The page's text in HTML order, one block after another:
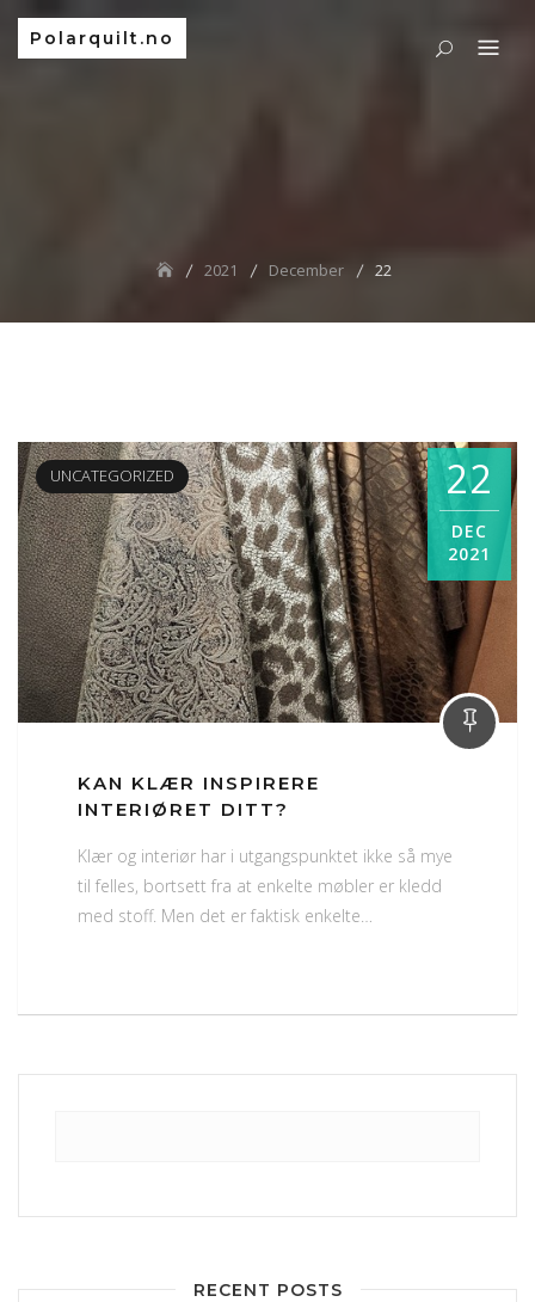
Polarquilt.no
2021 December 22
UNCATEGORIZED 22
DEC
2021
KAN KLÆR INSPIRERE
INTERIØRET DITT?
Klær og interiør har i utgangspunktet ikke så mye
til felles, bortsett fra at enkelte møbler er kledd
med stoff. Men det er faktisk enkelte…
RECENT POSTS